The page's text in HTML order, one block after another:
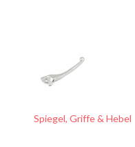
Spiegel, Griffe & Hebel